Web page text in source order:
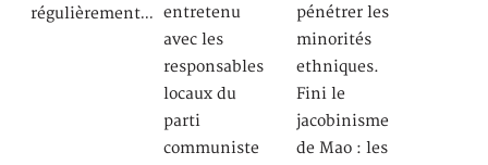
régulièrement…
entretenu
avec les
responsables
locaux du
parti
communiste
pénétrer les
minorités
ethniques.
Fini le
jacobinisme
de Mao : les